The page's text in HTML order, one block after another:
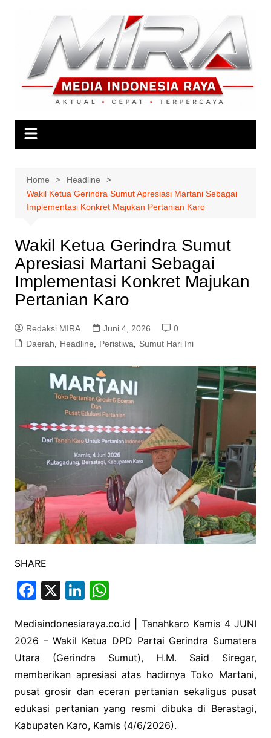
Home
Headline
Wakil Ketua Gerindra Sumut Apresiasi Martani Sebagai
Implementasi Konkret Majukan Pertanian Karo
Wakil Ketua Gerindra Sumut
Apresiasi Martani Sebagai
Implementasi Konkret Majukan
Pertanian Karo
Redaksi MIRA Juni 4, 2026
0
Daerah
Headline Peristiwa Sumut Hari Ini
SHARE
F
c
e
b
o
o
k
X Li
k
e
dI
n
W
at
s
A
p
p
Mediaindonesiaraya.co.id | Tanahkaro Kamis 4 JUNI
2026 – Wakil Ketua DPD Partai Gerindra Sumatera
Utara (Gerindra Sumut), H.M. Said Siregar,
memberikan apresiasi atas hadirnya Toko Martani,
pusat grosir dan eceran pertanian sekaligus pusat
edukasi pertanian yang resmi dibuka di Berastagi,
Kabupaten Karo, Kamis (4/6/2026).